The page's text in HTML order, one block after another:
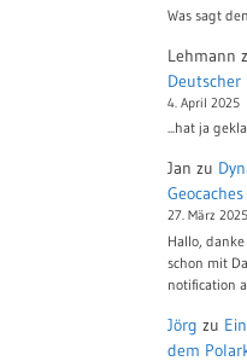
Was sagt
Lehmann
Deutscher
4. April 2025
...hat ja
Jan zu
27. März 2025
Hallo,
schon mit
notification
Jörg zu
dem